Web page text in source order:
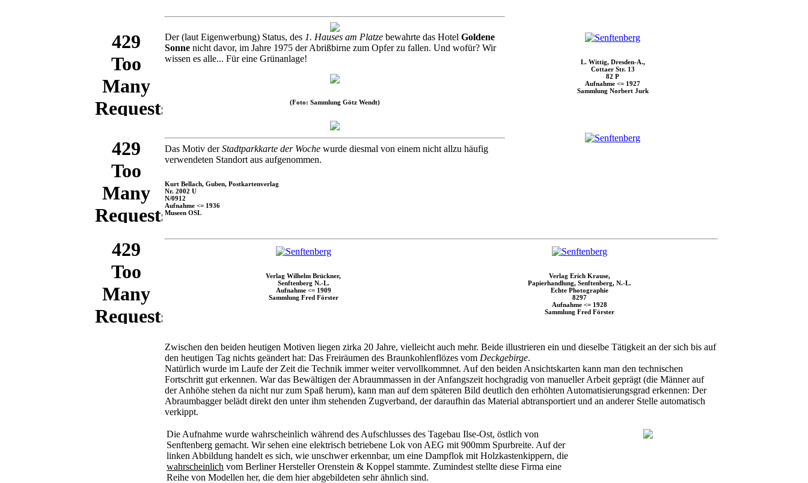
Der (laut Eigenwerbung) Status, des 1. Hauses am Platze bewahrte das Hotel Goldene
Sonne nicht davor, im Jahre 1975 der Abrißbirne zum Opfer zu fallen. Und wofür? Wir
wissen es alle... Für eine Grünanlage!
(Foto: Sammlung Götz Wendt)
L. Wittig, Dresden-A.,
Cottaer Str. 13
82 P
Aufnahme <= 1927
Sammlung Norbert Jurk
Das Motiv derStadtparkkarte der Woche wurde diesmal von einem nicht allzu häufig
verwendeten Standort aus aufgenommen.
Kurt Bellach, Guben, Postkartenverlag
Nr. 2002 U
N/0912
Aufnahme <= 1936
Museen OSL
Verlag Wilhelm Brückner,
Senftenberg N.-L.
Aufnahme <= 1909
Sammlung Fred Förster
Verlag Erich Krause,
Papierhandlung, Senftenberg, N.-L.
Echte Photographie
8297
Aufnahme <= 1928
Sammlung Fred Förster
Zwischen den beiden heutigen Motiven liegen zirka 20 Jahre, vielleicht auch mehr. Beide illustrieren ein und dieselbe Tätigkeit an der sich bis auf
den heutigen Tag nichts geändert hat: Das Freiräumen des Braunkohlenflözes vom Deckgebirge.
Natürlich wurde im Laufe der Zeit die Technik immer weiter vervollkommnet. Auf den beiden Ansichtskarten kann man den technischen
Fortschritt gut erkennen. War das Bewältigen der Abraummassen in der Anfangszeit hochgradig von manueller Arbeit geprägt (die Männer auf
der Anhöhe stehen da nicht nur zum Spaß herum), kann man auf dem späteren Bild deutlich den erhöhten Automatisierungsgrad erkennen: Der
Abraumbagger belädt direkt den unter ihm stehenden Zugverband, der daraufhin das Material abtransportiert und an anderer Stelle automatisch
verkippt.
Die Aufnahme wurde wahrscheinlich während des Aufschlusses des Tagebau Ilse-Ost, östlich von
Senftenberg gemacht. Wir sehen eine elektrisch betriebene Lok von AEG mit 900mm Spurbreite. Auf der
linken Abbildung handelt es sich, wie unschwer erkennbar, um eine Dampflok mit Holzkastenkippern, die
wahrscheinlich vom Berliner Hersteller Orenstein & Koppel stammte. Zumindest stellte diese Firma eine
Reihe von Modellen her, die dem hier abgebildeten sehr ähnlich sind.